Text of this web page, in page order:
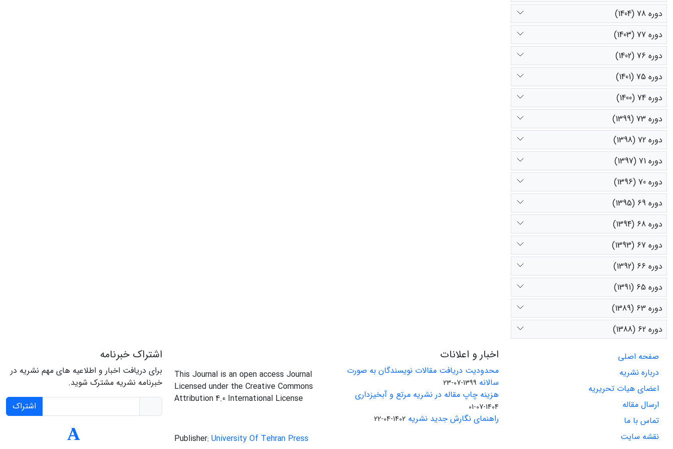
دوره 78 (1404)
دوره 77 (1403)
دوره 76 (1402)
دوره 75 (1401)
دوره 74 (1400)
دوره 73 (1399)
دوره 72 (1398)
دوره 71 (1397)
دوره 70 (1396)
دوره 69 (1395)
دوره 68 (1394)
دوره 67 (1393)
دوره 66 (1392)
دوره 65 (1391)
دوره 63 (1389)
دوره 62 (1388)
صفحه اصلی
درباره نشریه
اعضای هیات تحریریه
ارسال مقاله
تماس با ما
نقشه سایت
اخبار و اعلانات
محدودیت دریافت مقالات نویسندگان به صورت
سالانه 1399-07-23
هزینه چاپ مقاله در نشریه مرتع و آبخیزداری
1404-07-01
راهنمای نگارش جدید نشریه 1402-04-22
This Journal is an open access Journal
Licensed under the Creative Commons
Attribution 4.0 International License
Publisher: University Of Tehran Press
اشتراک خبرنامه
برای دریافت اخبار و اطلاعیه های مهم نشریه در
خبرنامه نشریه مشترک شوید.
اشتراک